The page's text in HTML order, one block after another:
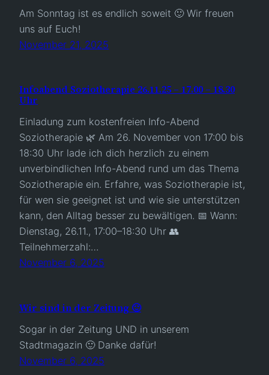
Am Sonntag ist es endlich soweit 🙂 Wir freuen
uns auf Euch!
November 21, 2025
Infoabend Soziotherapie 26.11.25 – 17.00 – 18.30
Uhr
Einladung zum kostenfreien Info-Abend
Soziotherapie 🌿 Am 26. November von 17:00 bis
18:30 Uhr lade ich dich herzlich zu einem
unverbindlichen Info-Abend rund um das Thema
Soziotherapie ein. Erfahre, was Soziotherapie ist,
für wen sie geeignet ist und wie sie unterstützen
kann, den Alltag besser zu bewältigen. 📅 Wann:
Dienstag, 26.11., 17:00–18:30 Uhr 👥
Teilnehmerzahl:…
November 6, 2025
Wir sind in der Zeitung 🙂
Sogar in der Zeitung UND in unserem
Stadtmagazin 🙂 Danke dafür!
November 6, 2025